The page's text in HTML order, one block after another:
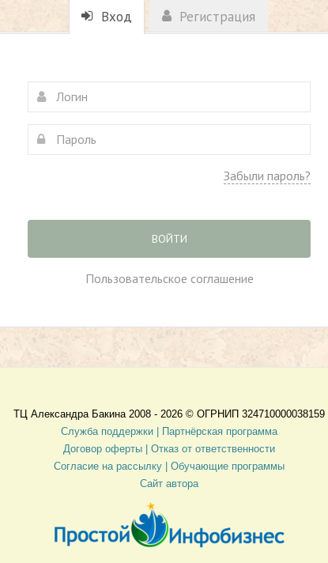
Вход Регистрация
Забыли пароль?
ВОЙТИ
Пользовательское соглашение
ТЦ Александра Бакина 2008 - 2026 © ОГРНИП 324710000038159
Служба поддержки |
Партнёрская программа
Договор оферты
| Отказ от ответственности
Согласие на рассылку | Обучающие программы
Сайт автора